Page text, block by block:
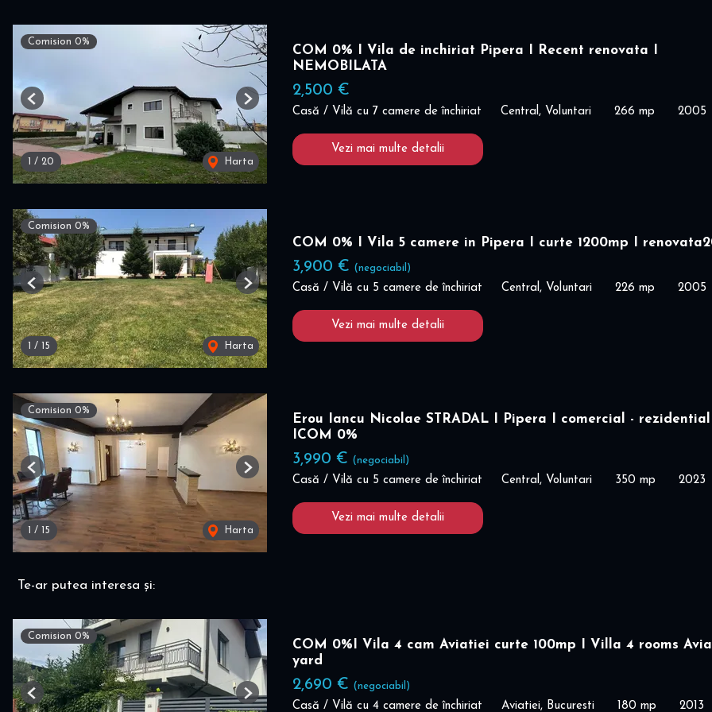
Comision 0%
1 / 20 Harta
Previous Next
COM 0% I Vila de inchiriat Pipera I Recent renovata I
NEMOBILATA
2,500 €
Casă / Vilă cu 7 camere de închiriat Central, Voluntari 266 mp 2005
Vezi mai multe detalii
Comision 0%
1 / 15 Harta
Previous Next
COM 0% I Vila 5 camere in Pipera I curte 1200mp I
3,900 € (negociabil)
Casă / Vilă cu 5 camere de închiriat Central, Voluntari 226 mp 2005
Vezi mai multe detalii
Comision 0%
1 / 15 Harta
Previous Next
Erou Iancu Nicolae STRADAL I Pipera I comercial - rezidential
ICOM 0%
3,990 € (negociabil)
Casă / Vilă cu 5 camere de închiriat Central, Voluntari 350 mp 2023
Vezi mai multe detalii
Te-ar putea interesa și:
Comision 0%
Previous Next
COM 0%I Vila 4 cam Aviatiei curte 100mp I Villa 4 rooms
yard
2,690 € (negociabil)
Casă / Vilă cu 4 camere de închiriat Aviatiei, Bucuresti 180 mp 2013